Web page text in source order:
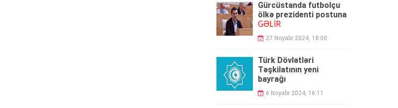
Gürcüstanda futbolçu
ölkə prezidenti postuna
GƏLİR
27 Noyabr 2024, 18:00
Türk Dövlətləri
Təşkilatının yeni
bayrağı
6 Noyabr 2024, 16:11